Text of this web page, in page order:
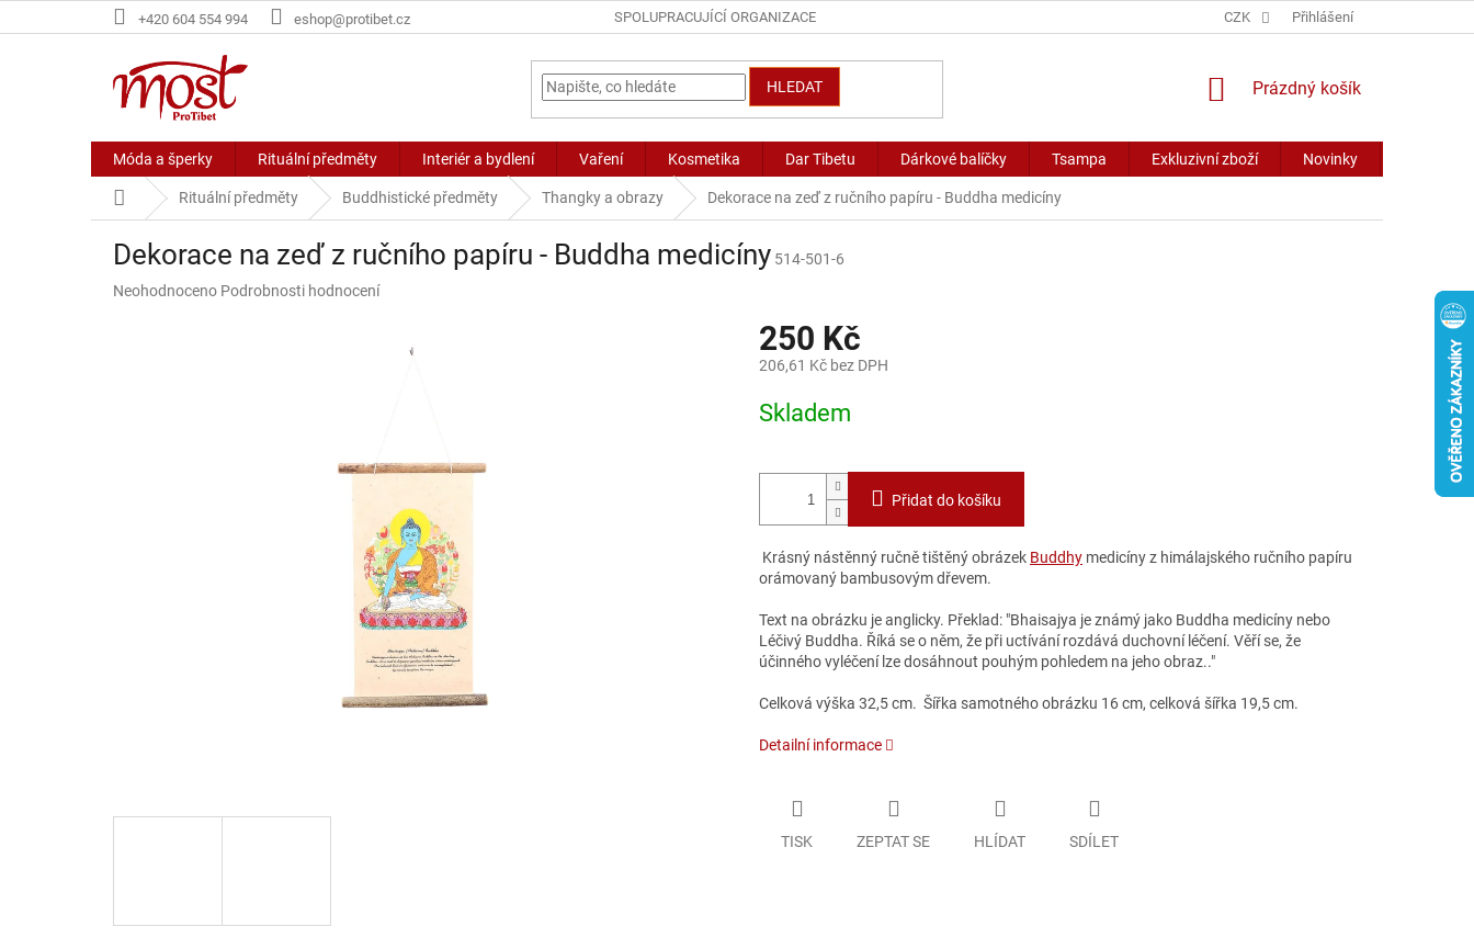
na
+420 604 554 994 eshop@protibet.cz SPOLUPRACUJÍCÍ ORGANIZACE CZK Přihlášení
HLEDAT
NÁKUPNÍ
Prázdný košík
Móda a šperky Rituální předměty Interiér a bydlení Vaření Kosmetika Dar Tibetu Dárkové balíčky Tsampa Exkluzivní zboží Novinky
Domů Rituální předměty Buddhistické předměty Thangky a obrazy Dekorace na zeď z ručního papíru - Buddha medicíny
Dekorace na zeď z ručního papíru - Buddha medicíny 514-501-6
Průměrné
Neohodnoceno Podrobnosti hodnocení
250 Kč
206,61 Kč bez DPH
cena:
Skladem
Přidat do košíku
Krásný nástěnný ručně tištěný obrázek Buddhy medicíny z himálajského ručního papíru
orámovaný bambusovým dřevem.
Text na obrázku je anglicky. Překlad: "Bhaisajya je známý jako Buddha medicíny nebo
Léčivý Buddha. Říká se o něm, že při uctívání rozdává duchovní léčení. Věří se, že
účinného vyléčení lze dosáhnout pouhým pohledem na jeho obraz.."
Celková výška 32,5 cm. Šířka samotného obrázku 16 cm, celková šířka 19,5 cm.
Detailní informace
TISK ZEPTAT SE HLÍDAT SDÍLET